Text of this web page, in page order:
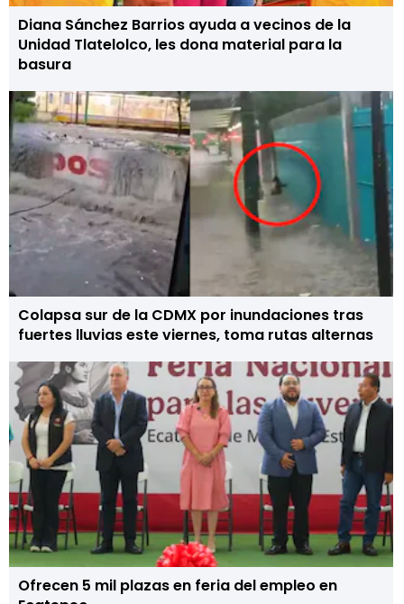
Diana Sánchez Barrios ayuda a vecinos de la
Unidad Tlatelolco, les dona material para la
basura
Colapsa sur de la CDMX por inundaciones tras
fuertes lluvias este viernes, toma rutas alternas
Ofrecen 5 mil plazas en feria del empleo en